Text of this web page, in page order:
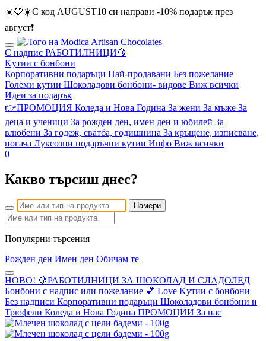
☀️🩵☀️С код AUGUST10 си направи -10% подарък през
август❗
С надпис РАБОТИЛНИЦИ🍋
Kутии с бонбони
Корпоративни подаръци Най-продавани Без пожелание
Големи кутии Шоколадови бонбони- видове Виж всички
Идеи за подарък
👉ПРОМОЦИЯ Коледа и Нова Година За жени За мъже За
деца и ученици За рожден ден, имен ден и юбилей За
влюбени За годеж, сватба, годишнина За кръщене, изписване,
погача Луксозни подаръчни кутии Инфо Виж всички
0
Какво търсиш днес?
Намери
Популярни търсения
Рожден ден Имен ден Обичам те
НОВО! 🍋РАБОТИЛНИЦИ ЗА ШОКОЛАД И СЛАДОЛЕД
Бонбони с надпис или пожелание 💕 Love Kутии с бонбони
Без надписи Корпоративни подаръци Шоколадови бонбони и
Трюфели Коледа и Нова Година ПРОМОЦИИ За нас